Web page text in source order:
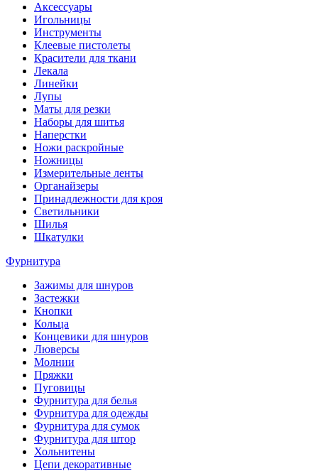
Аксессуары
Игольницы
Инструменты
Клеевые пистолеты
Красители для ткани
Лекала
Линейки
Лупы
Маты для резки
Наборы для шитья
Наперстки
Ножи раскройные
Ножницы
Измерительные ленты
Органайзеры
Принадлежности для кроя
Светильники
Шилья
Шкатулки
Фурнитура
Зажимы для шнуров
Застежки
Кнопки
Кольца
Концевики для шнуров
Люверсы
Молнии
Пряжки
Пуговицы
Фурнитура для белья
Фурнитура для одежды
Фурнитура для сумок
Фурнитура для штор
Хольнитены
Цепи декоративные